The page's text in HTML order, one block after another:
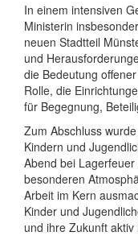
In einem intensiven
Ministerin
neuen Stadtteil
und
die Bedeutung
Rolle, die
für Begegnung,
Zum Abschluss
Kindern und
Abend bei
besonderen
Arbeit im Kern
Kinder und
und ihre Zukunft